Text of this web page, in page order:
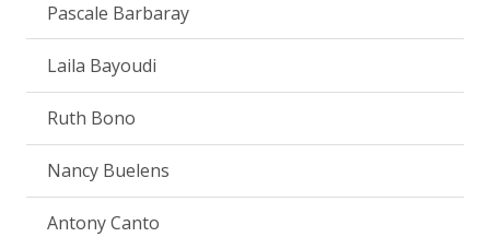
Pascale Barbaray
Laila Bayoudi
Ruth Bono
Nancy Buelens
Antony Canto